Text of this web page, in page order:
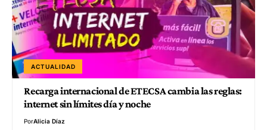
ACTUALIDAD
Recarga internacional de ETECSA cambia las reglas:
internet sin límites día y noche
PorAlicia Díaz